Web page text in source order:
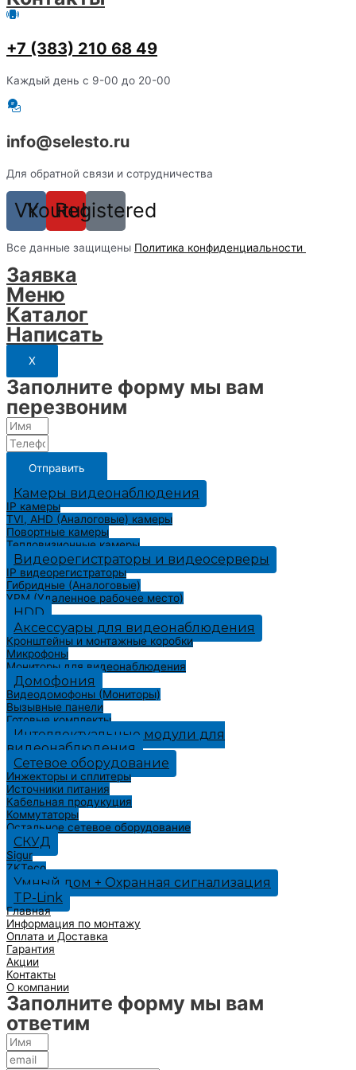
+7 (383) 210 68 49
Каждый день с 9-00 до 20-00
info@selesto.ru
Для обратной связи и сотрудничества
VkYoutube
Registered
Вcе данные защищены Политика конфиденциальности
Заявка
Меню
Каталог
Написать
X
Заполните форму мы вам
перезвоним
Отправить
Камеры видеонаблюдения
IP камеры
TVI, AHD (Аналоговые) камеры
Повортные камеры
Тепловизионные камеры
Видеорегистраторы и видеосерверы
IP видеорегистраторы
Гибридные (Аналоговые)
УРМ (Удаленное рабочее место)
HDD
Аксессуары для видеонаблюдения
Кронштейны и монтажные коробки
Микрофоны
Мониторы для видеонаблюдения
Домофония
Видеодомофоны (Мониторы)
Вызывные панели
Готовые комплекты
Интеллектуальные модули для
видеонаблюдения
Сетевое оборудование
Инжекторы и сплитеры
Источники питания
Кабельная продукуция
Коммутаторы
Остальное сетевое оборудование
СКУД
Sigur
ZKTeco
Умный дом + Охранная сигнализация
TP-Link
Главная
Информация по монтажу
Оплата и Доставка
Гарантия
Акции
Контакты
О компании
Заполните форму мы вам
ответим